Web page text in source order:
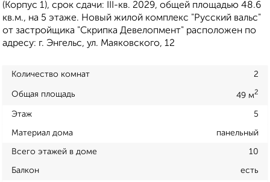
(Корпус 1), срок сдачи: III-кв. 2029, общей площадью 48.6
кв.м., на 5 этаже. Новый жилой комплекс "Русский вальс"
от застройщика "Скрипка Девелопмент" расположен по
адресу: г. Энгельс, ул. Маяковского, 12
Количество комнат 2
Общая площадь 49 м2
Этаж 5
Материал дома панельный
Всего этажей в доме 10
Балкон есть